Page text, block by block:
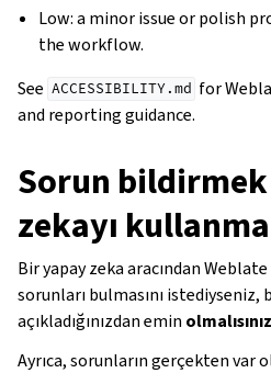
Low: a minor issue or polish
the workflow.
See ACCESSIBILITY.md for
and reporting guidance.
Sorun
zekayı
Bir yapay zeka aracından
sorunları bulmasını
açıkladığınızdan emin olmalısınız
Ayrıca, sorunların gerçekten var